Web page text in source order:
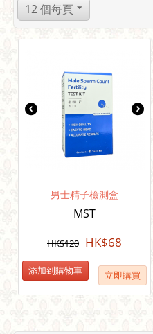
12 個每頁
男士精子檢測盒
MST
HK$120 HK$68
添加到購物車 立即購買